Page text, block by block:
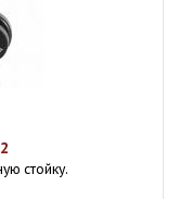
стойку.